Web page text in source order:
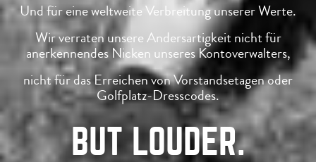
Und für eine weltweite Verbreitung unserer Werte.
Wir verraten unsere Andersartigkeit nicht für
anerkennendes Nicken unseres Kontoverwalters,
nicht für das Erreichen von Vorstandsetagen oder
Golfplatz-Dresscodes.
BUT LOUDER.